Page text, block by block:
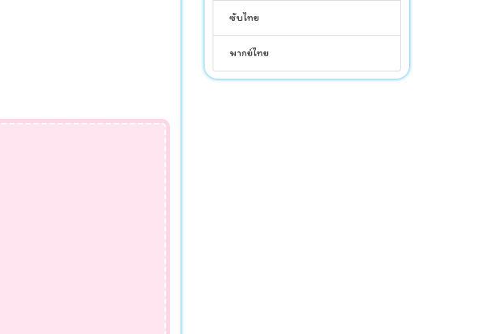
ซับไทย
พากย์ไทย